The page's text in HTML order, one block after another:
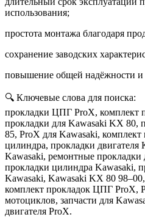
использования;
простота монтажа благодаря
сохранение заводских
повышение общей надёжности и
🔍 Ключевые слова для поиска:
прокладки ЦПГ ProX, комплект
прокладки для Kawasaki KX 80,
85, ProX для Kawasaki, комплект
цилиндра, прокладки двигателя
Kawasaki, ремонтные
прокладки цилиндра Kawasaki,
Kawasaki, Kawasaki KX 80
комплект прокладок ЦПГ ProX,
мотоциклов, запчасти для
двигателя ProX.